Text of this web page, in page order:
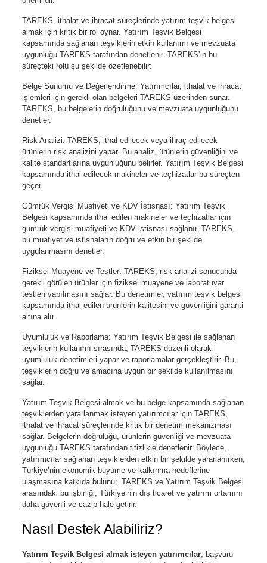
TAREKS, ithalat ve ihracat süreçlerinde yatırım teşvik belgesi
almak için kritik bir rol oynar. Yatırım Teşvik Belgesi
kapsamında sağlanan teşviklerin etkin kullanımı ve mevzuata
uygunluğu TAREKS tarafından denetlenir. TAREKS’in bu
süreçteki rolü şu şekilde özetlenebilir:
Belge Sunumu ve Değerlendirme: Yatırımcılar, ithalat ve ihracat
işlemleri için gerekli olan belgeleri TAREKS üzerinden sunar.
TAREKS, bu belgelerin doğruluğunu ve mevzuata uygunluğunu
denetler.
Risk Analizi: TAREKS, ithal edilecek veya ihraç edilecek
ürünlerin risk analizini yapar. Bu analiz, ürünlerin güvenliğini ve
kalite standartlarına uygunluğunu belirler. Yatırım Teşvik Belgesi
kapsamında ithal edilecek makineler ve teçhizatlar bu süreçten
geçer.
Gümrük Vergisi Muafiyeti ve KDV İstisnası: Yatırım Teşvik
Belgesi kapsamında ithal edilen makineler ve teçhizatlar için
gümrük vergisi muafiyeti ve KDV istisnası sağlanır. TAREKS,
bu muafiyet ve istisnaların doğru ve etkin bir şekilde
uygulanmasını denetler.
Fiziksel Muayene ve Testler: TAREKS, risk analizi sonucunda
gerekli görülen ürünler için fiziksel muayene ve laboratuvar
testleri yapılmasını sağlar. Bu denetimler, yatırım teşvik belgesi
kapsamında ithal edilen ürünlerin kalitesini ve güvenliğini garanti
altına alır.
Uyumluluk ve Raporlama: Yatırım Teşvik Belgesi ile sağlanan
teşviklerin kullanımı sırasında, TAREKS düzenli olarak
uyumluluk denetimleri yapar ve raporlamalar gerçekleştirir. Bu,
teşviklerin doğru ve amacına uygun bir şekilde kullanılmasını
sağlar.
Yatırım Teşvik Belgesi almak ve bu belge kapsamında sağlanan
teşviklerden yararlanmak isteyen yatırımcılar için TAREKS,
ithalat ve ihracat süreçlerinde kritik bir denetim mekanizması
sağlar. Belgelerin doğruluğu, ürünlerin güvenliği ve mevzuata
uygunluğu TAREKS tarafından titizlikle denetlenir. Böylece,
yatırımcılar sağlanan teşviklerden etkin bir şekilde yararlanırken,
Türkiye’nin ekonomik büyüme ve kalkınma hedeflerine
ulaşmasına katkıda bulunur. TAREKS ve Yatırım Teşvik Belgesi
arasındaki bu işbirliği, Türkiye’nin dış ticaret ve yatırım ortamını
daha güvenli ve cazip hale getirir.
Nasıl Destek Alabiliriz?
Yatırım Teşvik Belgesi almak isteyen yatırımcılar, başvuru